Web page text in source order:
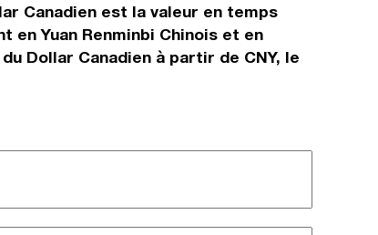
Canadien est la valeur en temps
Yuan Renminbi Chinois et en
Dollar Canadien à partir de CNY, le